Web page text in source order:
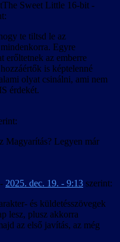
The Sweet Little 16-bit -
te tiltsd le az
Egyre
erőltetnek az emberre
is képtelenné
olyat csinálni, ami nem
érdekét.
Magyarítás? Legyen már
- 2025. dec. 19. - 9:13 szerint:
és küldetésszövegek
lesz, plusz akkorra
az első javítás, az még